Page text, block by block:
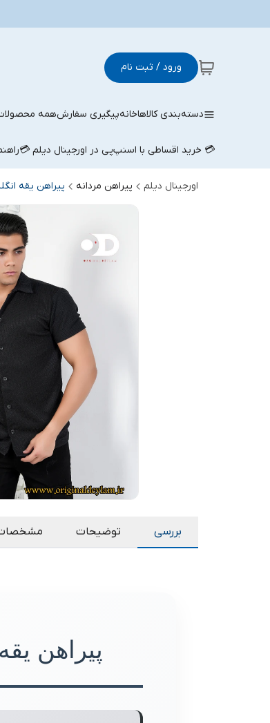
ورود / ثبت نام
دسته‌بندی کالاهاخانهپیگیری سفارشهمه
💳 خرید اقساطی با اسنپ‌پی در اورجینال دیلم 💳
اورجینال دیلم پیراهن مردانه پیراهن یقه
بررسی توضیحات
پیراهن